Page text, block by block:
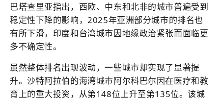
巴塔查里亚指出，西欧、中东和北非的城市普遍受到
稳定性下降的影响，2025年亚洲部分城市的排名也
有所下滑，印度和台湾城市因地缘政治紧张而面临更
多不确定性。
虽然整体排名出现波动，一些城市却实现了显著提
升。沙特阿拉伯的海湾城市阿尔科巴尔因在医疗和教
育上的重大投资，从第148位上升至第135位。该城